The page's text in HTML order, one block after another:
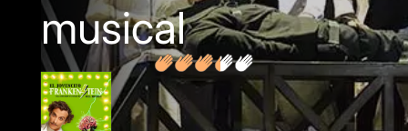
musical